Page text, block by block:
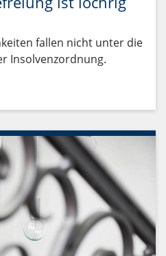
fallen nicht unter die
Insolvenzordnung.